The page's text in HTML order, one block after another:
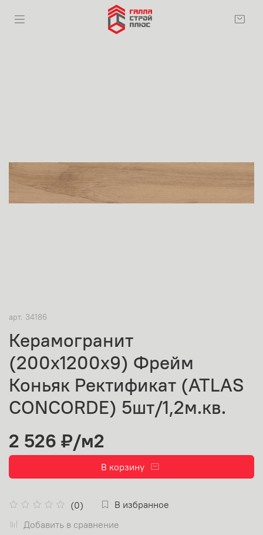
арт. 34186
Керамогранит
(200х1200х9) Фрейм
Коньяк Ректификат (ATLAS
CONCORDE) 5шт/1,2м.кв.
(0)
В избранное
Добавить в сравнение
2 526 ₽/м2
В корзину